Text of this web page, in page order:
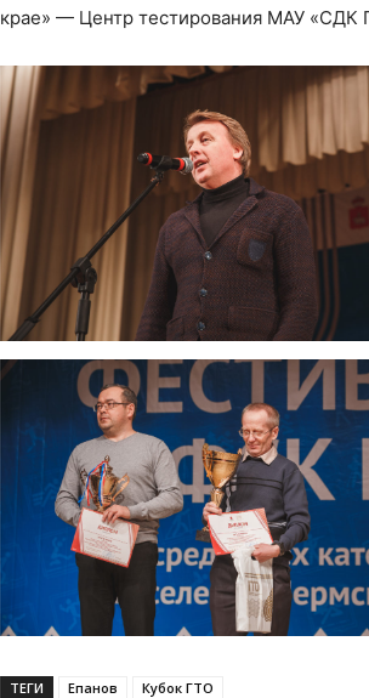
крае» — Центр тестирования МАУ «СДК
ТЕГИ Епанов Кубок ГТО